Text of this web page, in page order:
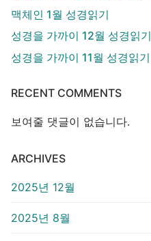
맥체인 1월 성경읽기
성경을 가까이 12월 성경읽기
성경을 가까이 11월 성경읽기
RECENT COMMENTS
보여줄 댓글이 없습니다.
ARCHIVES
2025년 12월
2025년 8월